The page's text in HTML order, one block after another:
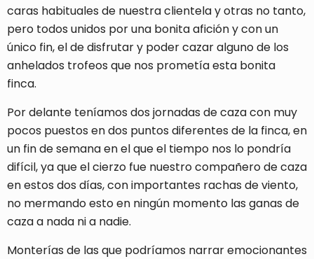
caras habituales de nuestra clientela y otras no tanto,
pero todos unidos por una bonita afición y con un
único fin, el de disfrutar y poder cazar alguno de los
anhelados trofeos que nos prometía esta bonita
finca.
Por delante teníamos dos jornadas de caza con muy
pocos puestos en dos puntos diferentes de la finca, en
un fin de semana en el que el tiempo nos lo pondría
difícil, ya que el cierzo fue nuestro compañero de caza
en estos dos días, con importantes rachas de viento,
no mermando esto en ningún momento las ganas de
caza a nada ni a nadie.
Monterías de las que podríamos narrar emocionantes